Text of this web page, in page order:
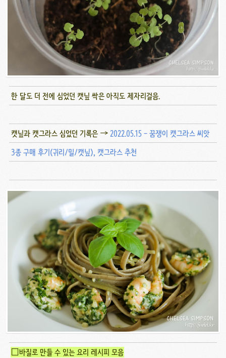
한 달도 더 전에 심었던 캣닢 싹은 아직도 제자리걸음.
캣닢과 캣그라스 심었던 기록은 → 2022.05.15 - 꿈쟁이 캣그라스 씨앗
3종 구매 후기(귀리/밀/캣닢), 캣그라스 추천
□바질로 만들 수 있는 요리 레시피 모음